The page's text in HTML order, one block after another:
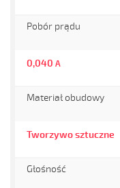
Pobór prądu
0,040 A
Materiał obudowy
Tworzywo sztuczne
Głośność